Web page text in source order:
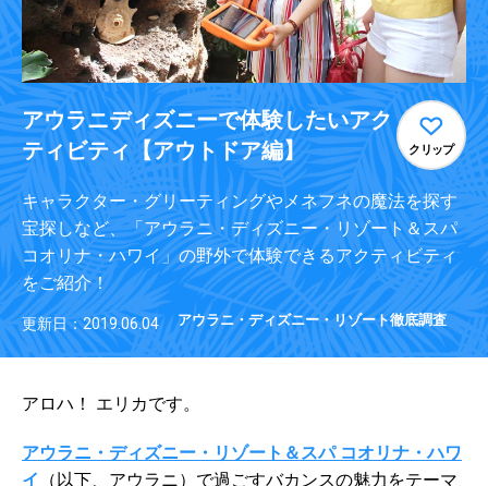
アウラニディズニーで体験したいアク
ティビティ【アウトドア編】
クリップ
キャラクター・グリーティングやメネフネの魔法を探す
宝探しなど、「アウラニ・ディズニー・リゾート＆スパ
コオリナ・ハワイ」の野外で体験できるアクティビティ
をご紹介！
更新日：2019.06.04 アウラニ・ディズニー・リゾート徹底調査
アロハ！ エリカです。
アウラニ・ディズニー・リゾート＆スパ コオリナ・ハワ
イ
（以下、アウラニ）で過ごすバカンスの魅力をテーマ